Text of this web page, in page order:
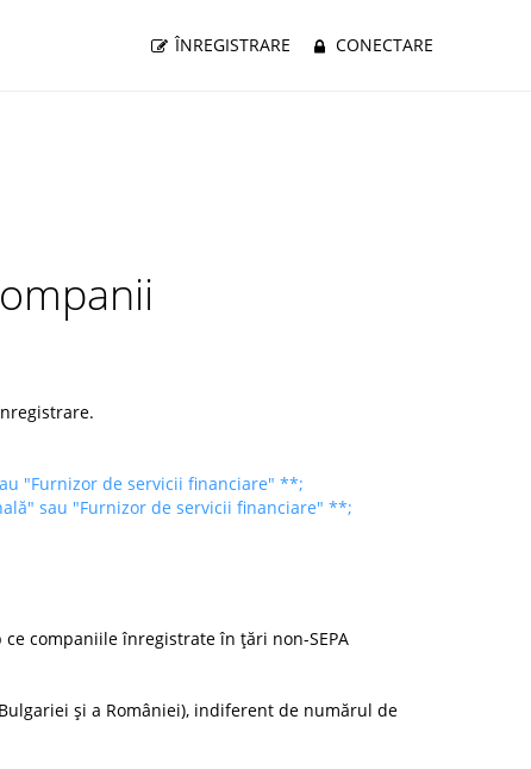
ÎNREGISTRARE CONECTARE
"Furnizor de servicii financiare" **;
sau "Furnizor de servicii financiare" **;
ce companiile înregistrate în țări non-SEPA
și a României), indiferent de numărul de